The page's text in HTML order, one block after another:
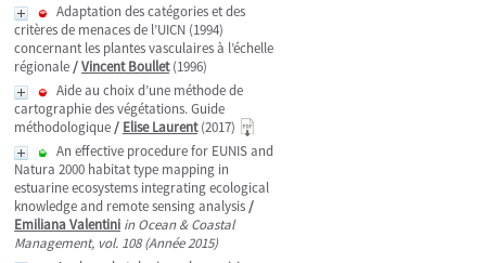
Adaptation des catégories et des
critères de menaces de l’UICN (1994)
concernant les plantes vasculaires à l’échelle
régionale/Vincent Boullet(1996)
Aide au choix d’une méthode de
cartographie des végétations. Guide
méthodologique/ Elise Laurent(2017)
An effective procedure for EUNIS and
Natura 2000 habitat type mapping in
estuarine ecosystems integrating ecological
knowledge and remote sensing analysis/
Emiliana Valentini in Ocean & Coastal
Management, vol. 108 (Année 2015)